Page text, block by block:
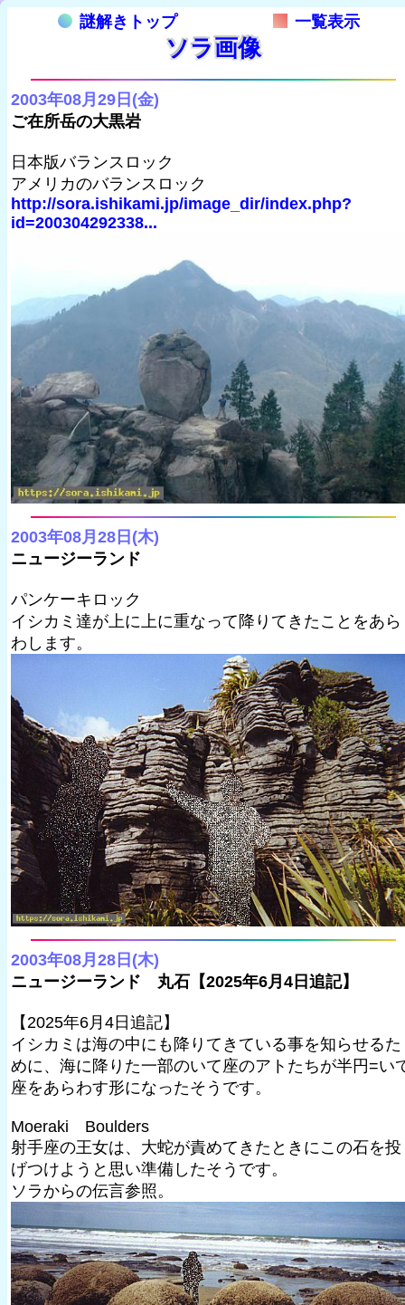
謎解きトップ 一覧表示
ソラ画像
2003年08月29日(金)
ご在所岳の大黒岩
日本版バランスロック
アメリカのバランスロック
http://sora.ishikami.jp/image_dir/index.php?
id=200304292338...
2003年08月28日(木)
ニュージーランド
パンケーキロック
イシカミ達が上に上に重なって降りてきたことをあら
わします。
2003年08月28日(木)
ニュージーランド 丸石【2025年6月4日追記】
【2025年6月4日追記】
イシカミは海の中にも降りてきている事を知らせるた
めに、海に降りた一部のいて座のアトたちが半円=い
座をあらわす形になったそうです。
Moeraki Boulders
射手座の王女は、大蛇が責めてきたときにこの石を投
げつけようと思い準備したそうです。
ソラからの伝言参照。